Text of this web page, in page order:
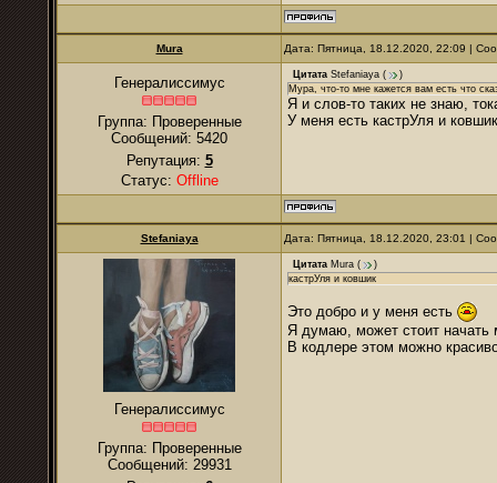
Mura Дата: Пятница, 18.12.2020, 22:09 |
Генералиссимус
Группа: Проверенные
Сообщений: 5420
Репутация: 5
Статус: Offline
Цитата Stefaniaya (
)
Мура, что-то мне кажется вам есть что
Я и слов-то таких не знаю,
У меня есть кастрУля и
Stefaniaya Дата: Пятница, 18.12.2020, 23:01 |
Генералиссимус
Группа: Проверенные
Сообщений: 29931
Цитата Mura (
)
кастрУля и ковшик
Это добро и у меня есть
Я думаю, может стоит начать
В кодлере этом можно